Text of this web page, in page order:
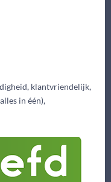
klantvriendelijk,
in één),